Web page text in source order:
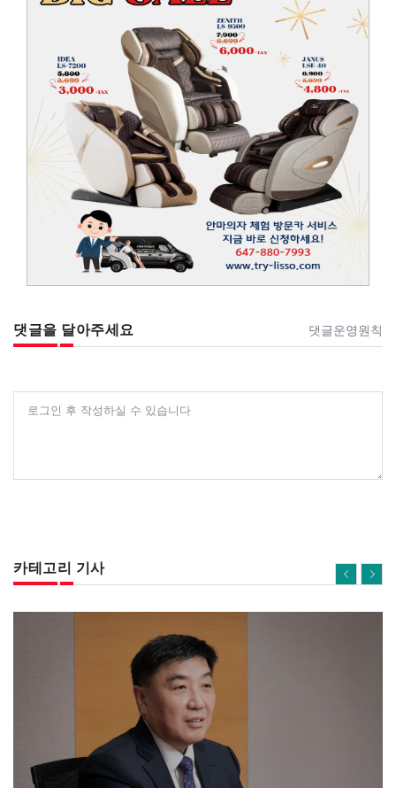
댓글을 달아주세요 댓글운영원칙
로그인 후 작성하실 수 있습니다
카테고리 기사